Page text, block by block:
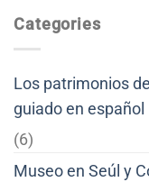
Categories
Los patrimonios
guiado en español
(6)
Museo en Seúl y